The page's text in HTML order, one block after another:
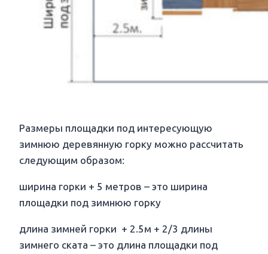
Размеры площадки под интересующую
зимнюю деревянную горку можно рассчитать
следующим образом:
ширина горки + 5 метров – это ширина
площадки под зимнюю горку
длина зимней горки + 2.5м + 2/3 длины
зимнего ската – это длина площадки под